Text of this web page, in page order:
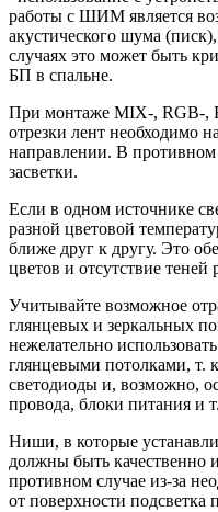
работы с ШИМ является
акустического шума
случаях это может быть
БП в спальне.
При монтаже MIX-, RGB-,
отрезки лент необходимо
направлении. В противном
засветки.
Если в одном источнике
разной цветовой
ближе друг к другу. Это
цветов и отсутствие теней
Учитывайте возможное
глянцевых и зеркальных
нежелательно
глянцевыми потолками, т.
светодиоды и, возможно,
провода, блоки питания и
Ниши, в которые
должны быть качественно
противном случае из-за
от поверхности подсветка